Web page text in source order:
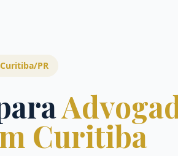
Curitiba/PR
Curitiba